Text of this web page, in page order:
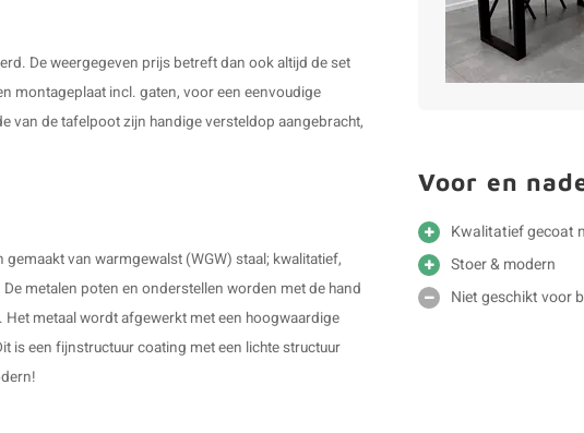
De weergegeven prijs betreft dan ook altijd de set
montageplaat incl. gaten, voor een eenvoudige
van de tafelpoot zijn handige versteldop aangebracht,
van warmgewalst (WGW) staal; kwalitatief,
metalen poten en onderstellen worden met de hand
metaal wordt afgewerkt met een hoogwaardige
is een fijnstructuur coating met een lichte structuur
Voor en
Kwalitatief gecoat
Stoer & modern
Niet geschikt voor